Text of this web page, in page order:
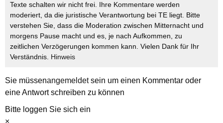
Texte schalten wir nicht frei. Ihre Kommentare werden
moderiert, da die juristische Verantwortung bei TE liegt. Bitte
verstehen Sie, dass die Moderation zwischen Mitternacht und
morgens Pause macht und es, je nach Aufkommen, zu
zeitlichen Verzögerungen kommen kann. Vielen Dank für Ihr
Verständnis. Hinweis
Sie müssenangemeldetsein um einen Kommentar oder
eine Antwort schreiben zu können
Bitte loggen Sie sich ein
×